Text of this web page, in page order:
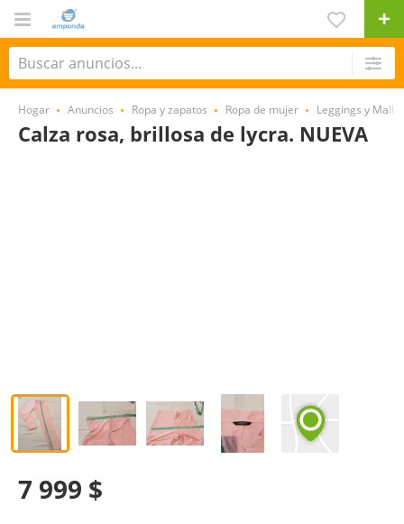
Hogar Anuncios Ropa y zapatos Ropa de mujer Leggings y
Calza rosa, brillosa de lycra. NUEVA
7 999 $